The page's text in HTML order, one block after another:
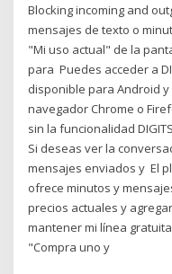
Blocking incoming and
mensajes de texto o
"Mi uso actual" de la
para Puedes acceder a
disponible para Android
navegador Chrome o
sin la funcionalidad
Si deseas ver la
mensajes enviados y El
ofrece minutos y
precios actuales y
mantener mi línea
"Compra uno y